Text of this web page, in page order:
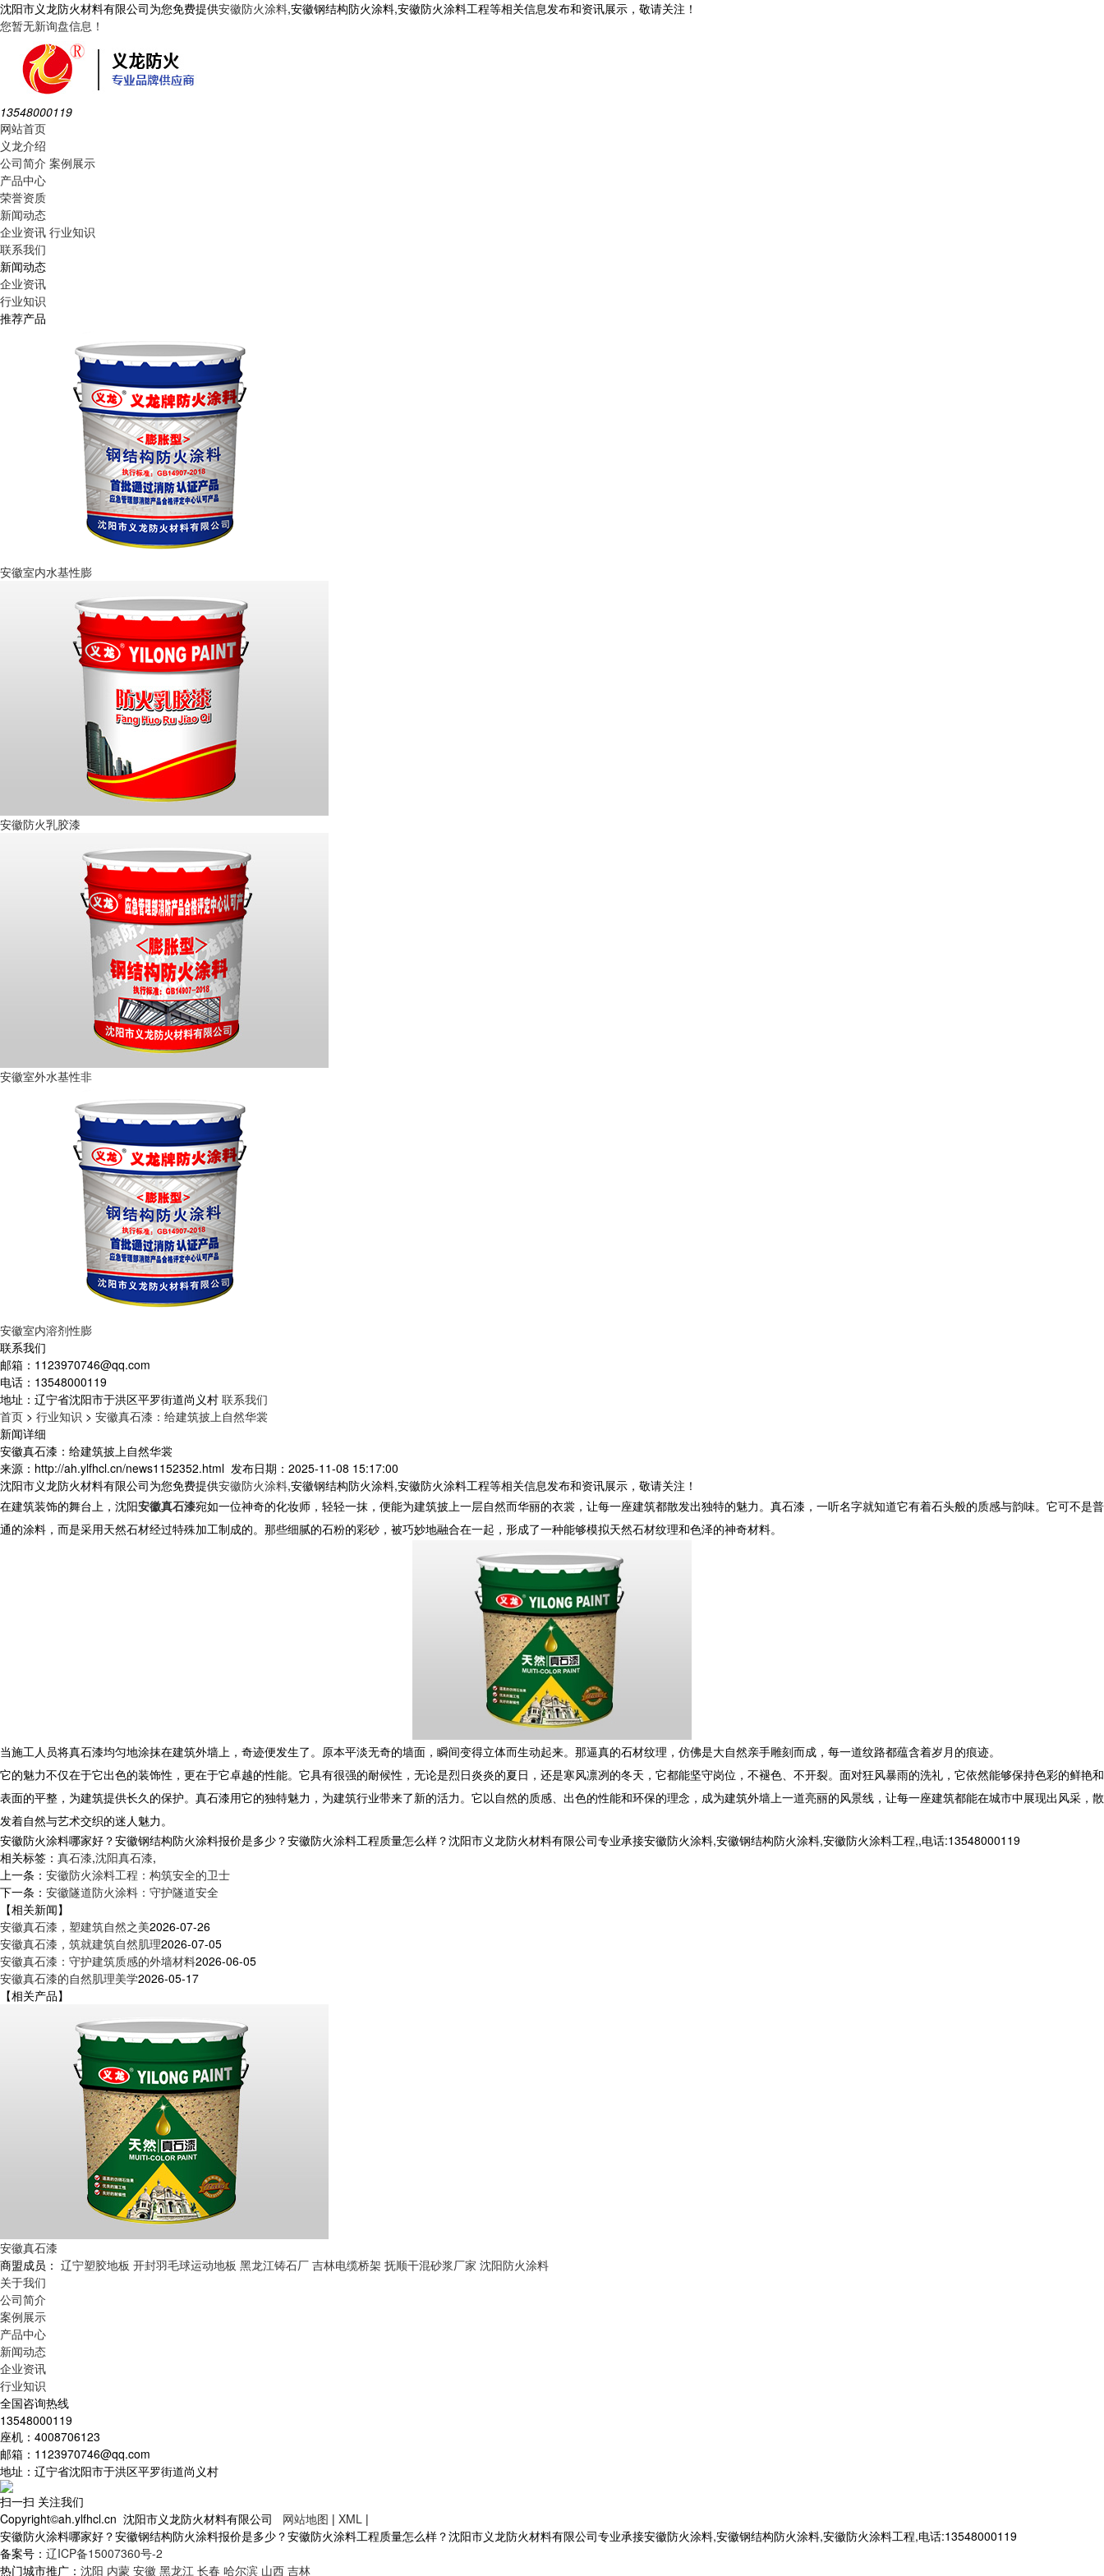
沈阳市义龙防火材料有限公司为您免费提供安徽防火涂料,安徽钢结构防火涂料,安徽防火涂料工程等相关信息发布和资讯展示，敬请关注！
您暂无新询盘信息！
13548000119
网站首页
义龙介绍
公司简介 案例展示
产品中心
荣誉资质
新闻动态
企业资讯 行业知识
联系我们
新闻动态
企业资讯
行业知识
推荐产品
安徽室内水基性膨
安徽防火乳胶漆
安徽室外水基性非
安徽室内溶剂性膨
联系我们
邮箱： 1123970746@qq.com
电话： 13548000119
地址： 辽宁省沈阳市于洪区平罗街道尚义村 联系我们
首页 > 行业知识 > 安徽真石漆：给建筑披上自然华裳
新闻详细
安徽真石漆：给建筑披上自然华裳
来源：http://ah.ylfhcl.cn/news1152352.html 发布日期：2025-11-08 15:17:00
沈阳市义龙防火材料有限公司为您免费提供安徽防火涂料,安徽钢结构防火涂料,安徽防火涂料工程等相关信息发布和资讯展示，敬请关注！
在建筑装饰的舞台上，沈阳安徽真石漆宛如一位神奇的化妆师，轻轻一抹，便能为建筑披上一层自然而华丽的衣裳，让每一座建筑都散发出独特的魅力。真石漆，一听名字就知道它有着石头般的质感与韵味。它可不是普
通的涂料，而是采用天然石材经过特殊加工制成的。那些细腻的石粉的彩砂，被巧妙地融合在一起，形成了一种能够模拟天然石材纹理和色泽的神奇材料。
当施工人员将真石漆均匀地涂抹在建筑外墙上，奇迹便发生了。原本平淡无奇的墙面，瞬间变得立体而生动起来。那逼真的石材纹理，仿佛是大自然亲手雕刻而成，每一道纹路都蕴含着岁月的痕迹。
它的魅力不仅在于它出色的装饰性，更在于它卓越的性能。它具有很强的耐候性，无论是烈日炎炎的夏日，还是寒风凛冽的冬天，它都能坚守岗位，不褪色、不开裂。面对狂风暴雨的洗礼，它依然能够保持色彩的鲜艳和
表面的平整，为建筑提供长久的保护。真石漆用它的独特魅力，为建筑行业带来了新的活力。它以自然的质感、出色的性能和环保的理念，成为建筑外墙上一道亮丽的风景线，让每一座建筑都能在城市中展现出风采，散
发着自然与艺术交织的迷人魅力。
安徽防火涂料哪家好？安徽钢结构防火涂料报价是多少？安徽防火涂料工程质量怎么样？沈阳市义龙防火材料有限公司专业承接安徽防火涂料,安徽钢结构防火涂料,安徽防火涂料工程,,电话:13548000119
相关标签： 真石漆,沈阳真石漆,
上一条： 安徽防火涂料工程：构筑安全的卫士
下一条： 安徽隧道防火涂料：守护隧道安全
【相关新闻】
安徽真石漆，塑建筑自然之美2026-07-26
安徽真石漆，筑就建筑自然肌理2026-07-05
安徽真石漆：守护建筑质感的外墙材料2026-06-05
安徽真石漆的自然肌理美学2026-05-17
【相关产品】
安徽真石漆
商盟成员： 辽宁塑胶地板 开封羽毛球运动地板 黑龙江铸石厂 吉林电缆桥架 抚顺干混砂浆厂家 沈阳防火涂料
关于我们
公司简介
案例展示
产品中心
新闻动态
企业资讯
行业知识
全国咨询热线
13548000119
座机：4008706123
邮箱：1123970746@qq.com
地址：辽宁省沈阳市于洪区平罗街道尚义村
扫一扫 关注我们
Copyright©ah.ylfhcl.cn 沈阳市义龙防火材料有限公司 网站地图 | XML |
安徽防火涂料哪家好？安徽钢结构防火涂料报价是多少？安徽防火涂料工程质量怎么样？沈阳市义龙防火材料有限公司专业承接安徽防火涂料,安徽钢结构防火涂料,安徽防火涂料工程,电话:13548000119
备案号： 辽ICP备15007360号-2
热门城市推广： 沈阳 内蒙 安徽 黑龙江 长春 哈尔滨 山西 吉林